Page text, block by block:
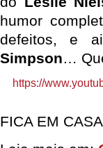
humor
defeitos, e
Simpson…
https://
FICA EM